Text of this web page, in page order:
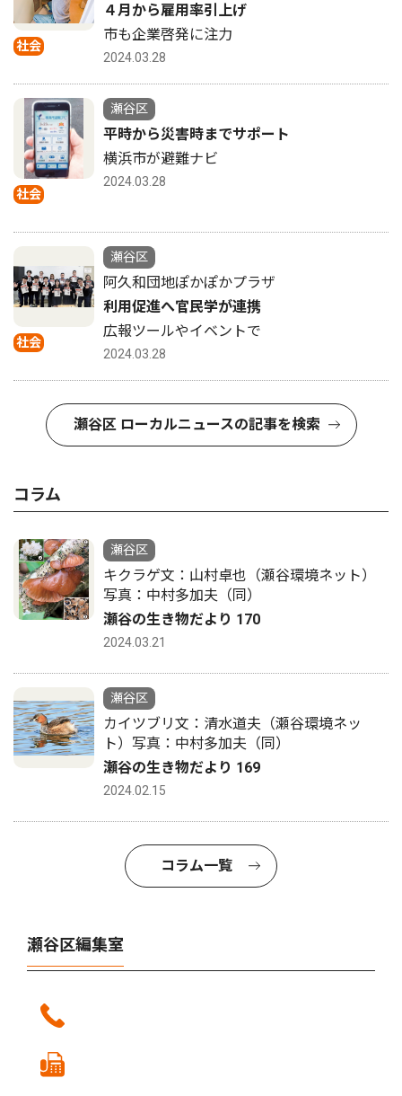
社会
４月から雇用率引上げ
市も企業啓発に注力
2024.03.28
社会
瀬谷区
平時から災害時までサポート
横浜市が避難ナビ
2024.03.28
社会
瀬谷区
阿久和団地ぽかぽかプラザ
利用促進へ官民学が連携
広報ツールやイベントで
2024.03.28
瀬谷区 ローカルニュースの記事を検索
コラム
瀬谷区
キクラゲ文：山村卓也（瀬谷環境ネット）
写真：中村多加夫（同）
瀬谷の生き物だより 170
2024.03.21
瀬谷区
カイツブリ文：清水道夫（瀬谷環境ネッ
ト）写真：中村多加夫（同）
瀬谷の生き物だより 169
2024.02.15
コラム一覧
瀬谷区編集室